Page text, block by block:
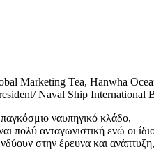
Marketing Tea, Hanwha
Naval Ship International
ναυπηγικό κλάδο,
πολύ ανταγωνιστική ενώ οι
στην έρευνα και